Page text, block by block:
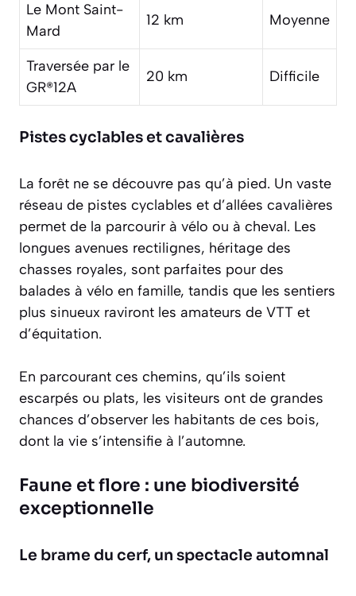
Le Mont Saint-
Mard
12 km Moyenne
Traversée par le
GR®12A
20 km Difficile
Pistes cyclables et cavalières
La forêt ne se découvre pas qu’à pied. Un vaste
réseau de pistes cyclables et d’allées cavalières
permet de la parcourir à vélo ou à cheval. Les
longues avenues rectilignes, héritage des
chasses royales, sont parfaites pour des
balades à vélo en famille, tandis que les sentiers
plus sinueux raviront les amateurs de VTT et
d’équitation.
En parcourant ces chemins, qu’ils soient
escarpés ou plats, les visiteurs ont de grandes
chances d’observer les habitants de ces bois,
dont la vie s’intensifie à l’automne.
Faune et flore : une biodiversité
exceptionnelle
Le brame du cerf, un spectacle automnal